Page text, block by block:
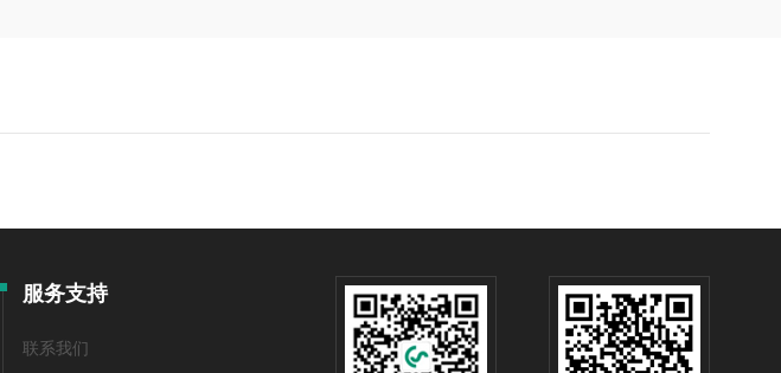
服务支持
联系我们